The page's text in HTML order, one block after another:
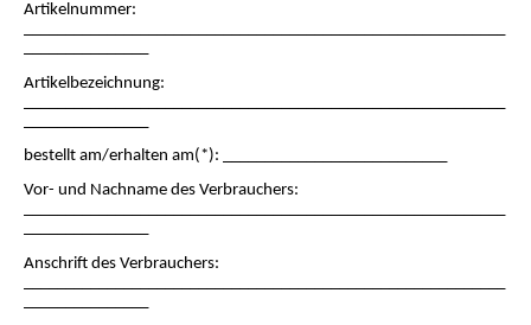
Artikelnummer:
Artikelbezeichnung:
bestellt am/erhalten am(*): ___________________________
Vor- und Nachname des Verbrauchers:
Anschrift des Verbrauchers: